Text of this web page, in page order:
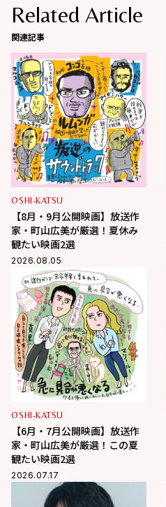
Related Article
関連記事
OSHI-KATSU
【8月・9月公開映画】放送作
家・町山広美が厳選！夏休み
観たい映画2選
2026.08.05
OSHI-KATSU
【6月・7月公開映画】放送作
家・町山広美が厳選！この夏
観たい映画2選
2026.07.17